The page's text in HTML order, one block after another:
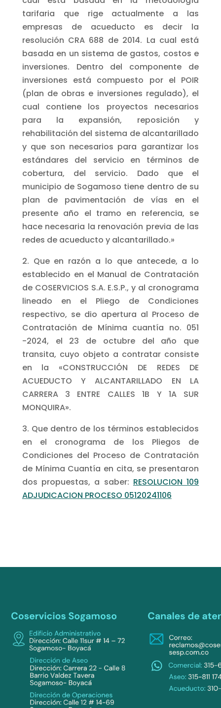
tarifaria que rige actualmente a las
empresas de acueducto es decir la
resolución CRA 688 de 2014. La cual está
basada en un sistema de gastos, costos e
inversiones. Dentro del componente de
inversiones está compuesto por el POIR
(plan de obras e inversiones regulado), el
cual contiene los proyectos necesarios
para la expansión, reposición y
rehabilitación del sistema de alcantarillado
y que son necesarios para garantizar los
estándares del servicio en términos de
cobertura, del servicio. Dado que el
municipio de Sogamoso tiene dentro de su
plan de pavimentación de vías en el
presente año el tramo en referencia, se
hace necesaria la renovación previa de las
redes de acueducto y alcantarillado.»
2. Que en razón a lo que antecede, a lo
establecido en el Manual de Contratación
de COSERVICIOS S.A. E.S.P., y al cronograma
lineado en el Pliego de Condiciones
respectivo, se dio apertura al Proceso de
Contratación de Mínima cuantía no. 051
-2024, el 23 de octubre del año que
transita, cuyo objeto a contratar consiste
en la «CONSTRUCCIÓN DE REDES DE
ACUEDUCTO Y ALCANTARILLADO EN LA
CARRERA 3 ENTRE CALLES 1B Y 1A SUR
MONQUIRA».
3. Que dentro de los términos establecidos
en el cronograma de los Pliegos de
Condiciones del Proceso de Contratación
de Mínima Cuantía en cita, se presentaron
dos propuestas, a saber: RESOLUCION 109
ADJUDICACION PROCESO 05120241106